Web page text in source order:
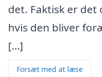
det. Faktisk er det
hvis den bliver
[…]
Forsæt med at læse